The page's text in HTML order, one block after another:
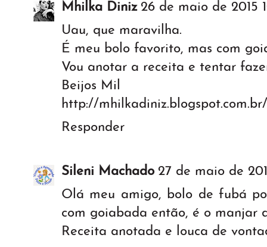
Mhilka Diniz 26 de maio de 2015
Uau, que maravilha.
É meu bolo favorito, mas com
Vou anotar a receita e tentar
Beijos Mil
http://mhilkadiniz.blogspot.com.br/
Responder
Sileni Machado 27 de maio de
Olá meu amigo, bolo de fubá
com goiabada então, é o manjar
Receita anotada e louca de